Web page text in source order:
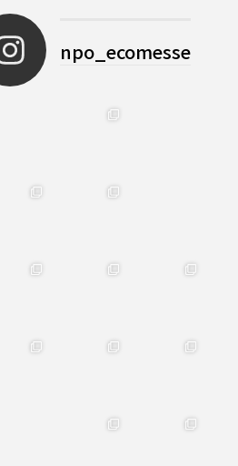
npo_ecomesse